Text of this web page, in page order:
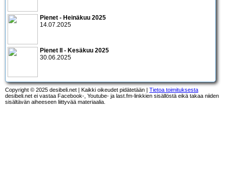
Pienet - Heinäkuu 2025
14.07.2025
Pienet II - Kesäkuu 2025
30.06.2025
Copyright © 2025 desibeli.net | Kaikki oikeudet pidätetään | Tietoa toimituksesta
desibeli.net ei vastaa Facebook-, Youtube- ja last.fm-linkkien sisällöstä eikä takaa niiden
sisältävän aiheeseen liittyvää materiaalia.